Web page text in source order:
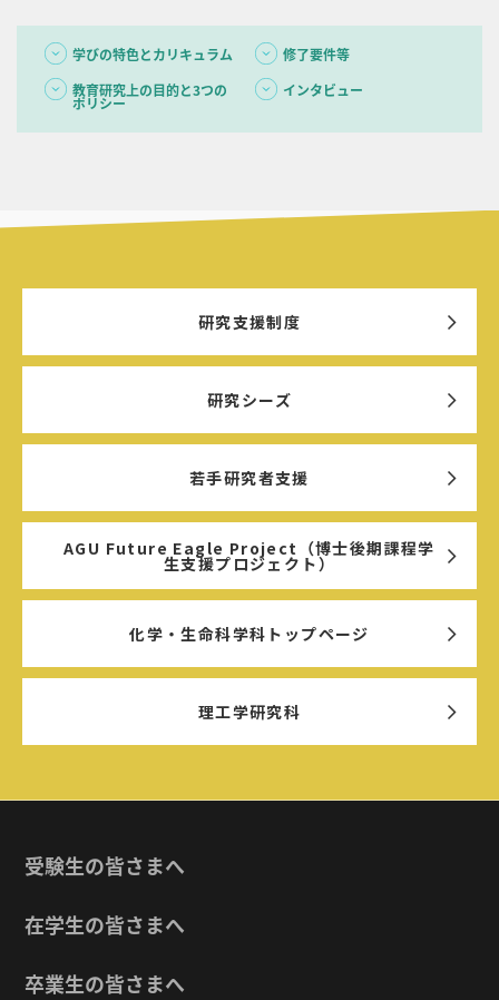
学びの特色とカリキュラム
修了要件等
教育研究上の目的と3つの
ポリシー
インタビュー
研究支援制度
研究シーズ
若手研究者支援
AGU Future Eagle Project（博士後期課程学
生支援プロジェクト）
化学・生命科学科トップページ
理工学研究科
受験生の皆さまへ
在学生の皆さまへ
卒業生の皆さまへ